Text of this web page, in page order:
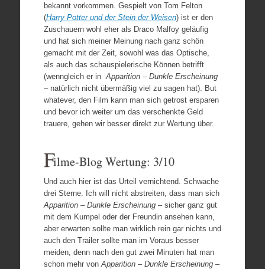
bekannt vorkommen. Gespielt von Tom Felton
(Harry Potter und der Stein der Weisen) ist er den
Zuschauern wohl eher als Draco Malfoy geläufig
und hat sich meiner Meinung nach ganz schön
gemacht mit der Zeit, sowohl was das Optische,
als auch das schauspielerische Können betrifft
(wenngleich er in Apparition – Dunkle Erscheinung
–natürlich nicht übermäßig viel zu sagen hat). But
whatever, den Film kann man sich getrost ersparen
und bevor ich weiter um das verschenkte Geld
trauere, gehen wir besser direkt zur Wertung über.
Filme-Blog Wertung: 3/10
Und auch hier ist das Urteil vernichtend. Schwache
drei Sterne. Ich will nicht abstreiten, dass man sich
Apparition – Dunkle Erscheinung –sicher ganz gut
mit dem Kumpel oder der Freundin ansehen kann,
aber erwarten sollte man wirklich rein gar nichts und
auch den Trailer sollte man im Voraus besser
meiden, denn nach den gut zwei Minuten hat man
schon mehr von Apparition – Dunkle Erscheinung –